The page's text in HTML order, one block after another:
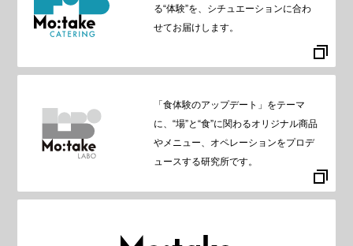
る“体験”を、シチュエーションに合わ
せてお届けします。
「食体験のアップデート」をテーマ
に、“場”と“食”に関わるオリジナル商品
やメニュー、オペレーションをプロデ
ュースする研究所です。